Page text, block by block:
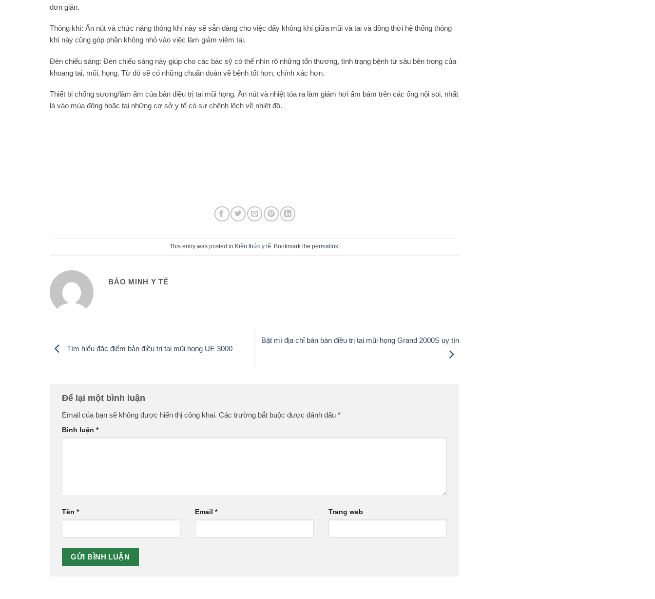
đơn giản.
Thông khí: Ấn nút và chức năng thông khí này sẽ sẵn dàng cho việc đẩy không khí giữa mũi và tai và đồng thời hệ thống thông
khí này cũng góp phần không nhỏ vào việc làm giảm viêm tai.
Đèn chiếu sáng: Đèn chiếu sáng này giúp cho các bác sỹ có thể nhìn rõ những tổn thương, tình trạng bệnh từ sâu bên trong của
khoang tai, mũi, họng. Từ đó sẽ có những chuẩn đoán về bệnh tốt hơn, chính xác hơn.
Thiết bị chống sương/làm ấm của bàn điều trị tai mũi họng. Ấn nút và nhiệt tỏa ra làm giảm hơi ẩm bám trên các ống nội soi, nhất
là vào mùa đông hoặc tại những cơ sở y tế có sự chênh lệch về nhiệt độ.
This entry was posted in Kiến thức y tế. Bookmark the permalink.
BẢO MINH Y TẾ
Tìm hiểu đặc điểm bản điều trị tai mũi họng UE 3000
Bật mí địa chỉ bán bàn điều trị tai mũi họng Grand 2000S uy tín
Để lại một bình luận
Email của bạn sẽ không được hiển thị công khai. Các trường bắt buộc được đánh dấu *
Bình luận *
Tên * Email* Trang web